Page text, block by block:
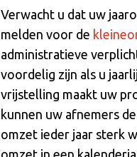
Verwacht u dat uw
melden voor de
administratieve
voordelig zijn als u
vrijstelling maakt uw
kunnen uw afnemers
omzet ieder jaar sterk
omzet in een